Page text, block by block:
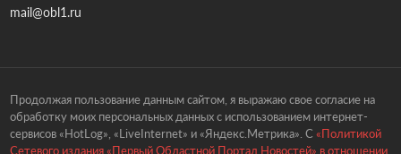
mail@obl1.ru
Продолжая пользование данным сайтом, я выражаю свое согласие на
обработку моих персональных данных с использованием интернет-
сервисов «HotLog», «LiveInternet» и «Яндекс.Метрика». С «Политикой
Сетевого издания «Первый Областной Портал Новостей» в отношении